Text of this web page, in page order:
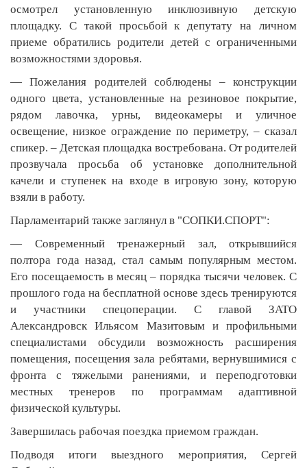
осмотрел установленную инклюзивную детскую
площадку. С такой просьбой к депутату на личном
приеме обратились родители детей с ограниченными
возможностями здоровья.
— Пожелания родителей соблюдены – конструкции
одного цвета, установленные на резиновое покрытие,
рядом лавочка, урны, видеокамеры и уличное
освещение, низкое ограждение по периметру, ­– сказал
спикер. – Детская площадка востребована. От родителей
прозвучала просьба об установке дополнительной
качели и ступенек на входе в игровую зону, которую
взяли в работу.
Парламентарий также заглянул в "СОПКИ.СПОРТ":
— Современный тренажерный зал, открывшийся
полтора года назад, стал самым популярным местом.
Его посещаемость в месяц – порядка тысячи человек. С
прошлого года на бесплатной основе здесь тренируются
и участники спецоперации. С главой ЗАТО
Александровск Ильясом Мазитовым и профильными
специалистами обсудили возможность расширения
помещения, посещения зала ребятами, вернувшимися с
фронта с тяжелыми ранениями, и переподготовки
местных тренеров по программам адаптивной
физической культуры.
Завершилась рабочая поездка приемом граждан.
Подводя итоги выездного мероприятия, Сергей